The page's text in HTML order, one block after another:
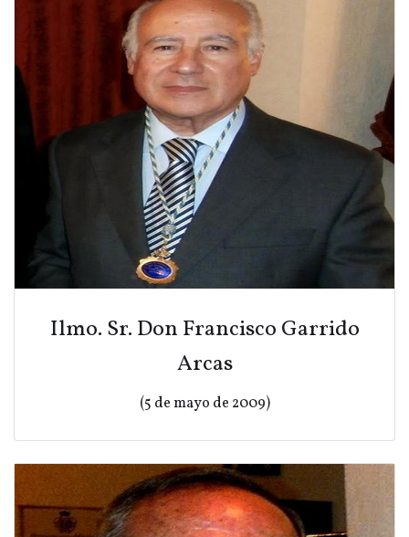
Ilmo. Sr. Don Francisco Garrido
Arcas
(5 de mayo de 2009)